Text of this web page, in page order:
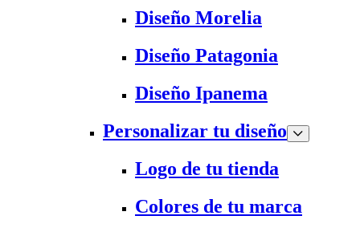
Diseño Morelia
Diseño Patagonia
Diseño Ipanema
Personalizar tu diseño
Logo de tu tienda
Colores de tu marca